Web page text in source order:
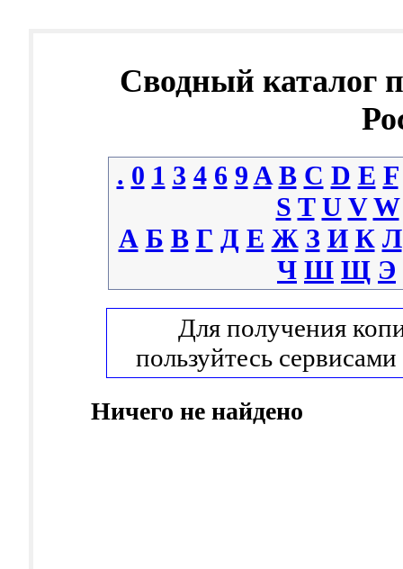
Сводный каталог
. 0 1 3 4 6 9 A B C D E F
S T U V W
А Б В Г Д Е Ж З И К Л
Ч Ш Щ Э
Для получения
пользуйтесь сервисами
Ничего не найдено